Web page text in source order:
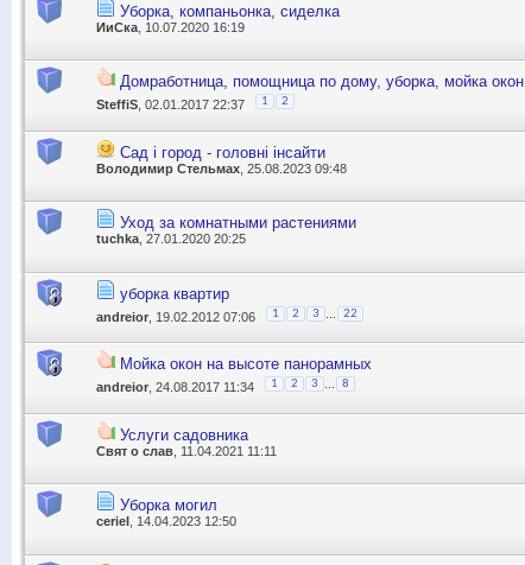
Уборка, компаньонка, сиделка
ИиСка , 10.07.2020 16:19
Домработница, помощница по дому, уборка, мойка окон
SteffiS , 02.01.2017 22:37 1 2
Сад і город - головні інсайти
Володимир Стельмах , 25.08.2023 09:48
Уход за комнатными растениями
tuchka , 27.01.2020 20:25
уборка квартир
andreior , 19.02.2012 07:06 1 2 3 22
Мойка окон на высоте панорамных
andreior , 24.08.2017 11:34 1 2 3 8
Услуги садовника
Свят о слав , 11.04.2021 11:11
Уборка могил
ceriel , 14.04.2023 12:50